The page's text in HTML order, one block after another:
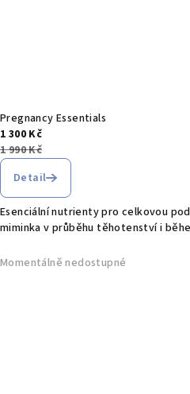
Pregnancy Essentials
1 300 Kč
1 990 Kč
Detail
Esenciální nutrienty pro celkovou
miminka v průběhu těhotenství i
Momentálně nedostupné